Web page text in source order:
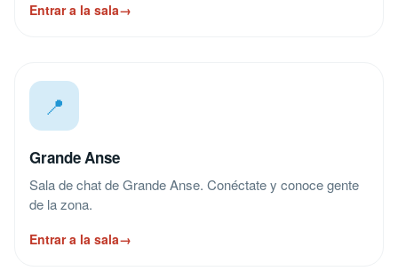
Entrar a la sala→
📍
Grande Anse
Sala de chat de Grande Anse. Conéctate y conoce gente
de la zona.
Entrar a la sala→